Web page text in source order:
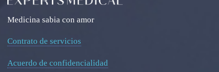
Medicina sabia con amor
Contrato de servicios
Acuerdo de confidencialidad